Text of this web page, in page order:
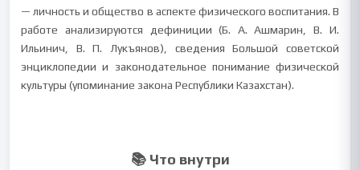
— личность и общество в аспекте физического воспитания. В
работе анализируются дефиниции (Б. А. Ашмарин, В. И.
Ильинич, В. П. Лукъянов), сведения Большой советской
энциклопедии и законодательное понимание физической
культуры (упоминание закона Республики Казахстан).
📚 Что внутри